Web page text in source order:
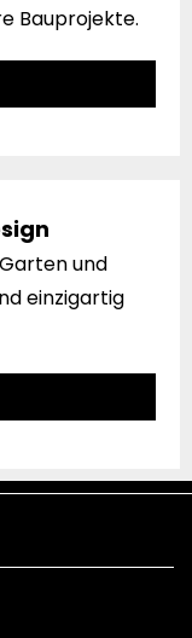
Bauprojekte.
und
einzigartig